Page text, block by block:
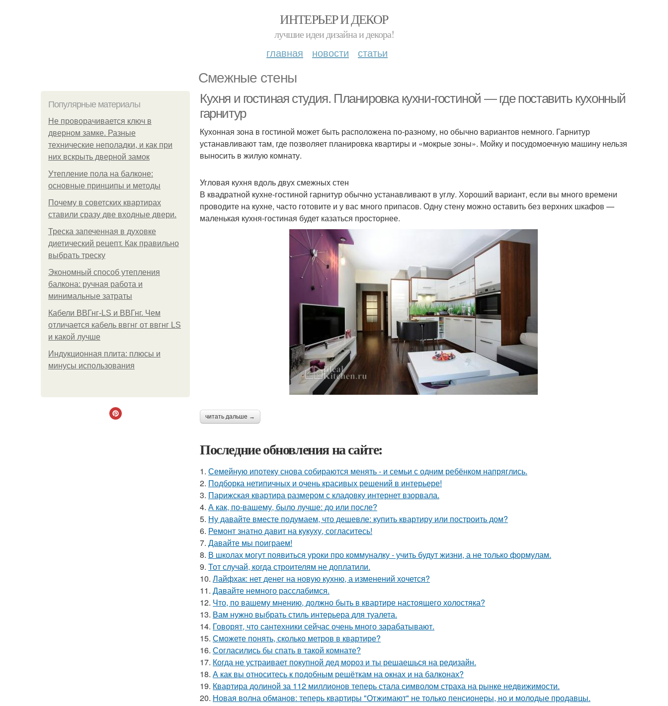
ИНТЕРЬЕР И ДЕКОР
лучшие идеи дизайна и декора!
главная новости статьи
Смежные стены
Популярные материалы
Не проворачивается ключ в
дверном замке. Разные
технические неполадки, и как при
них вскрыть дверной замок
Утепление пола на балконе:
основные принципы и методы
Почему в советских квартирах
ставили сразу две входные двери.
Треска запеченная в духовке
диетический рецепт. Как правильно
выбрать треску
Экономный способ утепления
балкона: ручная работа и
минимальные затраты
Кабели ВВГнг-LS и ВВГнг. Чем
отличается кабель ввгнг от ввгнг LS
и какой лучше
Индукционная плита: плюсы и
минусы использования
Кухня и гостиная студия. Планировка кухни-гостиной — где поставить кухонный
гарнитур
Кухонная зона в гостиной может быть расположена по-разному, но обычно вариантов немного. Гарнитур
устанавливают там, где позволяет планировка квартиры и «мокрые зоны». Мойку и посудомоечную машину нельзя
выносить в жилую комнату.
Угловая кухня вдоль двух смежных стен
В квадратной кухне-гостиной гарнитур обычно устанавливают в углу. Хороший вариант, если вы много времени
проводите на кухне, часто готовите и у вас много припасов. Одну стену можно оставить без верхних шкафов —
маленькая кухня-гостиная будет казаться просторнее.
читать дальше →
Последние обновления на сайте:
1. Семейную ипотеку снова собираются менять - и семьи с одним ребёнком напряглись.
2. Подборка нетипичных и очень красивых решений в интерьере!
3. Парижская квартира размером с кладовку интернет взорвала.
4. А как, по-вашему, было лучше: до или после?
5. Ну давайте вместе подумаем, что дешевле: купить квартиру или построить дом?
6. Ремонт знатно давит на кукуху, согласитесь!
7. Давайте мы поиграем!
8. В школах могут появиться уроки про коммуналку - учить будут жизни, а не только формулам.
9. Тот случай, когда строителям не доплатили.
10. Лайфхак: нет денег на новую кухню, а изменений хочется?
11. Давайте немного расслабимся.
12. Что, по вашему мнению, должно быть в квартире настоящего холостяка?
13. Вам нужно выбрать стиль интерьера для туалета.
14. Говорят, что сантехники сейчас очень много зарабатывают.
15. Сможете понять, сколько метров в квартире?
16. Согласились бы спать в такой комнате?
17. Когда не устраивает покупной дед мороз и ты решаешься на редизайн.
18. А как вы относитесь к подобным решёткам на окнах и на балконах?
19. Квартира долиной за 112 миллионов теперь стала символом страха на рынке недвижимости.
20. Новая волна обманов: теперь квартиры "Отжимают" не только пенсионеры, но и молодые продавцы.